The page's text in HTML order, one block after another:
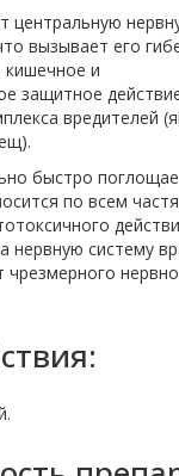
центральную
вызывает его
кишечное и
защитное
вредителей
быстро
по всем
нервную систему
чрезмерного